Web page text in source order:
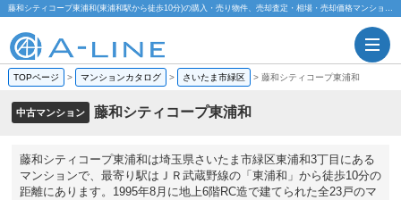
藤和シティコープ東浦和(東浦和駅から徒歩10分)の購入・売り物件、売却査定・相場・売却価格マンション情報｜株式会社A-LINE
TOPページ > マンションカタログ > さいたま市緑区 > 藤和シティコープ東浦和
中古マンション 藤和シティコープ東浦和
藤和シティコープ東浦和は埼玉県さいたま市緑区東浦和3丁目にある
マンションで、最寄り駅はＪＲ武蔵野線の「東浦和」から徒歩10分の
距離にあります。1995年8月に地上6階RC造で建てられた全23戸のマ